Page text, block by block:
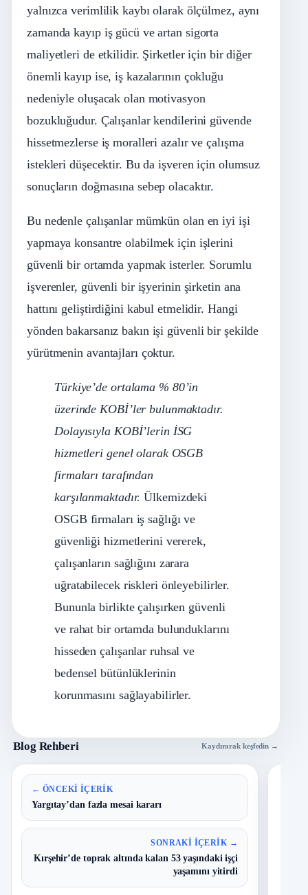
yalnızca verimlilik kaybı olarak ölçülmez, aynı
zamanda kayıp iş gücü ve artan sigorta
maliyetleri de etkilidir. Şirketler için bir diğer
önemli kayıp ise, iş kazalarının çokluğu
nedeniyle oluşacak olan motivasyon
bozukluğudur. Çalışanlar kendilerini güvende
hissetmezlerse iş moralleri azalır ve çalışma
istekleri düşecektir. Bu da işveren için olumsuz
sonuçların doğmasına sebep olacaktır.
Bu nedenle çalışanlar mümkün olan en iyi işi
yapmaya konsantre olabilmek için işlerini
güvenli bir ortamda yapmak isterler. Sorumlu
işverenler, güvenli bir işyerinin şirketin ana
hattını geliştirdiğini kabul etmelidir. Hangi
yönden bakarsanız bakın işi güvenli bir şekilde
yürütmenin avantajları çoktur.
Türkiye’de ortalama % 80’in
üzerinde KOBİ’ler bulunmaktadır.
Dolayısıyla KOBİ’lerin İSG
hizmetleri genel olarak OSGB
firmaları tarafından
karşılanmaktadır. Ülkemizdeki
OSGB firmaları iş sağlığı ve
güvenliği hizmetlerini vererek,
çalışanların sağlığını zarara
uğratabilecek riskleri önleyebilirler.
Bununla birlikte çalışırken güvenli
ve rahat bir ortamda bulunduklarını
hisseden çalışanlar ruhsal ve
bedensel bütünlüklerinin
korunmasını sağlayabilirler.
Blog Rehberi Kaydırarak keşfedin →
← ÖNCEKI İÇERIK
Yargıtay’dan fazla mesai kararı
SONRAKI İÇERIK →
Kırşehir’de toprak altında kalan 53 yaşındaki işçi
yaşamını yitirdi